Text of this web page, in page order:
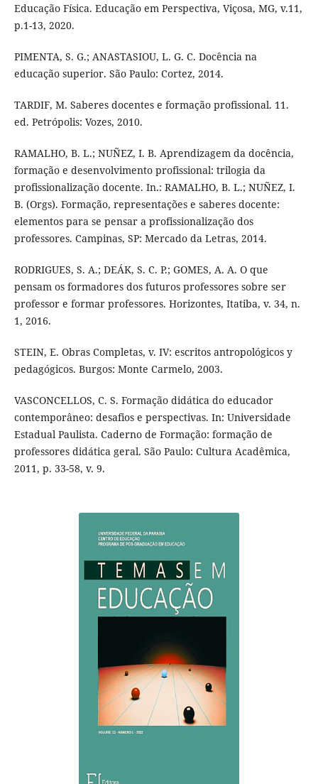
Educação Física. Educação em Perspectiva, Viçosa, MG, v.11,
p.1-13, 2020.
PIMENTA, S. G.; ANASTASIOU, L. G. C. Docência na
educação superior. São Paulo: Cortez, 2014.
TARDIF, M. Saberes docentes e formação profissional. 11.
ed. Petrópolis: Vozes, 2010.
RAMALHO, B. L.; NUÑEZ, I. B. Aprendizagem da docência,
formação e desenvolvimento profissional: trilogia da
profissionalização docente. In.: RAMALHO, B. L.; NUÑEZ, I.
B. (Orgs). Formação, representações e saberes docente:
elementos para se pensar a profissionalização dos
professores. Campinas, SP: Mercado da Letras, 2014.
RODRIGUES, S. A.; DEÁK, S. C. P.; GOMES, A. A. O que
pensam os formadores dos futuros professores sobre ser
professor e formar professores. Horizontes, Itatiba, v. 34, n.
1, 2016.
STEIN, E. Obras Completas, v. IV: escritos antropológicos y
pedagógicos. Burgos: Monte Carmelo, 2003.
VASCONCELLOS, C. S. Formação didática do educador
contemporâneo: desafios e perspectivas. In: Universidade
Estadual Paulista. Caderno de Formação: formação de
professores didática geral. São Paulo: Cultura Acadêmica,
2011, p. 33-58, v. 9.